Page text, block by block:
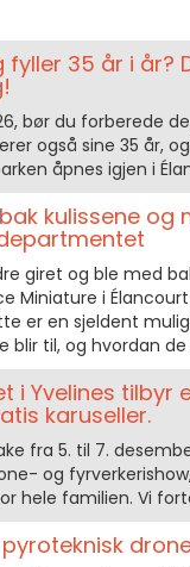
fyller 35 år i
bør du forberede
også sine 35 år,
åpnes igjen i
kulissene
giret og ble med
Miniature i
er en sjeldent
til, og hvordan
i Yvelines tilbyr
karuseller.
fra 5. til 7.
og
hele familien. Vi